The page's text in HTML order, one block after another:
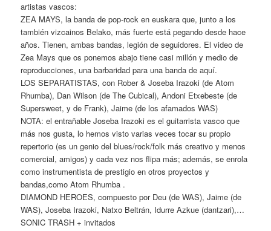
artistas vascos:
ZEA MAYS, la banda de pop-rock en euskara que, junto a los
también vizcainos Belako, más fuerte está pegando desde hace
años. Tienen, ambas bandas, legión de seguidores. El video de
Zea Mays que os ponemos abajo tiene casi millón y medio de
reproducciones, una barbaridad para una banda de aquí.
LOS SEPARATISTAS, con Rober & Joseba Irazoki (de Atom
Rhumba), Dan Wilson (de The Cubical), Andoni Etxebeste (de
Supersweet, y de Frank), Jaime (de los afamados WAS)
NOTA: el entrañable Joseba Irazoki es el guitarrista vasco que
más nos gusta, lo hemos visto varias veces tocar su propio
repertorio (es un genio del blues/rock/folk más creativo y menos
comercial, amigos) y cada vez nos flipa más; además, se enrola
como instrumentista de prestigio en otros proyectos y
bandas,como Atom Rhumba .
DIAMOND HEROES, compuesto por Deu (de WAS), Jaime (de
WAS), Joseba Irazoki, Natxo Beltrán, Idurre Azkue (dantzari),…
SONIC TRASH + invitados